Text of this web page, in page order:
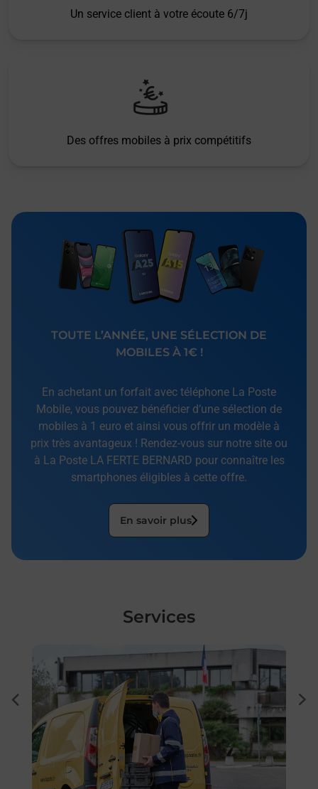
Un service client à votre écoute 6/7j
Des offres mobiles à prix compétitifs
TOUTE L’ANNÉE, UNE SÉLECTION DE
MOBILES À 1€ !
En achetant un forfait avec téléphone La Poste
Mobile, vous pouvez bénéficier d’une sélection de
mobiles à 1 euro et ainsi vous offrir un modèle à
prix très avantageux ! Rendez-vous sur notre site ou
à La Poste LA FERTE BERNARD pour connaître les
smartphones éligibles à cette offre.
En savoir plus
Services